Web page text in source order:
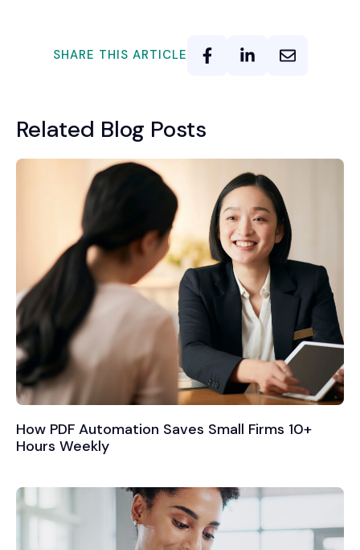
SHARE THIS ARTICLE
Related Blog Posts
How PDF Automation Saves Small Firms 10+
Hours Weekly